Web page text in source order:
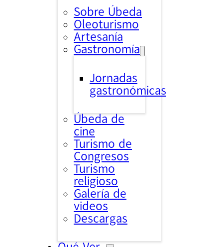
Sobre Úbeda
Oleoturismo
Artesanía
Gastronomía
Jornadas
gastronómicas
Úbeda de
cine
Turismo de
Congresos
Turismo
religioso
Galería de
videos
Descargas